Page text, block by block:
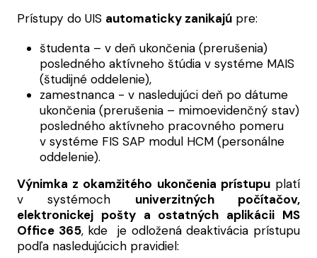
Prístupy do UIS automaticky zanikajú pre:
študenta – v deň ukončenia (prerušenia)
posledného aktívneho štúdia v systéme MAIS
(študijné oddelenie),
zamestnanca - v nasledujúci deň po dátume
ukončenia (prerušenia – mimoevidenčný stav)
posledného aktívneho pracovného pomeru
v systéme FIS SAP modul HCM (personálne
oddelenie).
Výnimka z okamžitého ukončenia prístupuplatí
v systémoch univerzitných počítačov,
elektronickej pošty a ostatných aplikácii MS
Office 365, kde je odložená deaktivácia prístupu
podľa nasledujúcich pravidiel: